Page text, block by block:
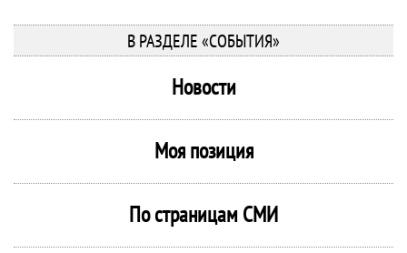
В РАЗДЕЛЕ «СОБЫТИЯ»
Новости
Моя позиция
По страницам СМИ